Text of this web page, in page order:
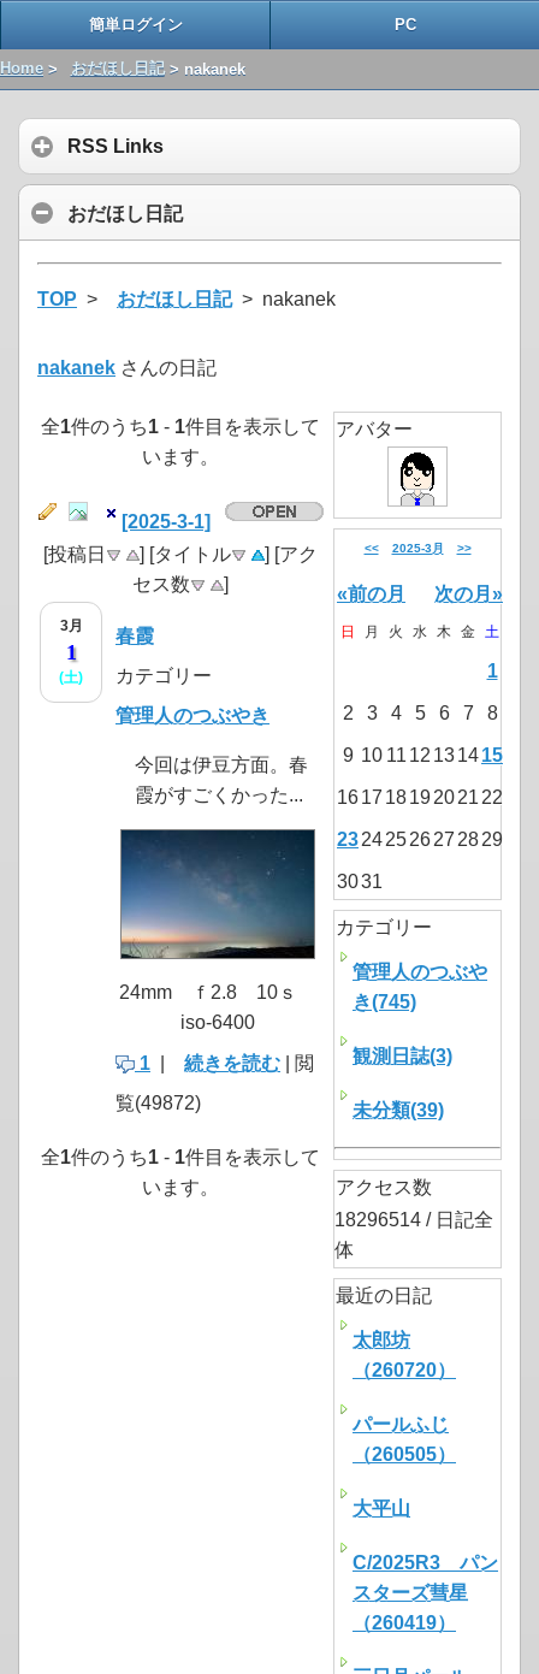
簡単ログイン PC
Home > おだほし日記> nakanek
RSS Links
おだほし日記
TOP > おだほし日記> nakanek
nakanek さんの日記
全1件のうち1 - 1件目を表示して
います。
[2025-3-1]
[投稿日
] [タイトル
] [アク
セス数
]
3月
1
(土)
春霞
カテゴリー
管理人のつぶやき
今回は伊豆方面。春
霞がすごくかった...
24mm ｆ2.8 10ｓ
iso-6400
1
続きを読む | 閲
覧(49872)
全1件のうち1 - 1件目を表示して
います。
アバター
<< 2025-3月 >>
«前の月 次の月»
日 月 火 水 木 金 土
1
2 3 4 5 6 7 8
9 10 11 12 131415
1617 18192021 22
2324252627 2829
3031
カテゴリー
管理人のつぶや
き(745)
観測日誌(3)
未分類(39)
アクセス数
18296514 / 日記全
体
最近の日記
太郎坊
（260720）
パールふじ
（260505）
大平山
C/2025R3 パン
スターズ彗星
（260419）